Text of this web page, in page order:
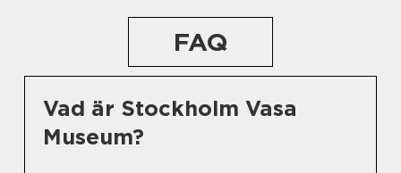
FAQ
Vad är Stockholm Vasa
Museum?